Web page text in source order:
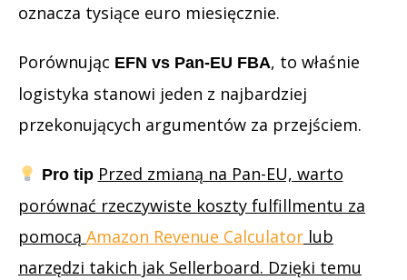
oznacza tysiące euro miesięcznie.
Porównując EFN vs Pan-EU FBA, to właśnie
logistyka stanowi jeden z najbardziej
przekonujących argumentów za przejściem.
Pro tip Przed zmianą na Pan-EU, warto
porównać rzeczywiste koszty fulfillmentu za
pomocą Amazon Revenue Calculator lub
narzędzi takich jak Sellerboard. Dzięki temu